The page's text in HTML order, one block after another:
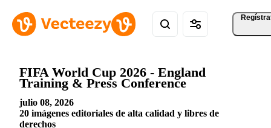
FIFA World Cup 2026 - England
Training & Press Conference
julio 08, 2026
20 imágenes editoriales de alta calidad y libres de
derechos